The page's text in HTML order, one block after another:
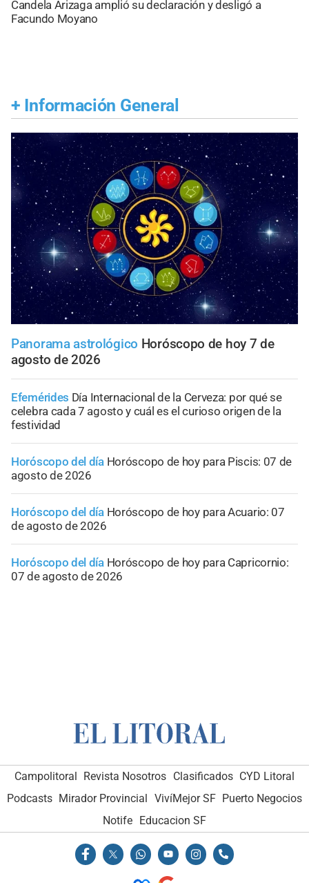
Candela Arizaga amplió su declaración y desligó a
Facundo Moyano
+ Información General
Panorama astrológico Horóscopo de hoy 7 de
agosto de 2026
Efemérides Día Internacional de la Cerveza: por qué se
celebra cada 7 agosto y cuál es el curioso origen de la
festividad
Horóscopo del día Horóscopo de hoy para Piscis: 07 de
agosto de 2026
Horóscopo del día Horóscopo de hoy para Acuario: 07
de agosto de 2026
Horóscopo del día Horóscopo de hoy para Capricornio:
07 de agosto de 2026
Campolitoral Revista Nosotros Clasificados CYD Litoral
Podcasts Mirador Provincial VivíMejor SF Puerto Negocios
Notife
Educacion SF